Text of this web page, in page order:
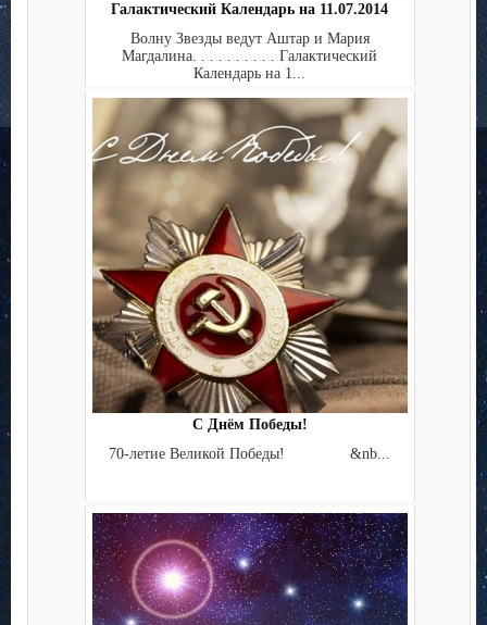
Галактический Календарь на 11.07.2014
Волну Звезды ведут Аштар и Мария
Магдалина. . . . . . . . . . Галактический
Календарь на 1...
С Днём Победы!
70-летие Великой Победы! &nb...